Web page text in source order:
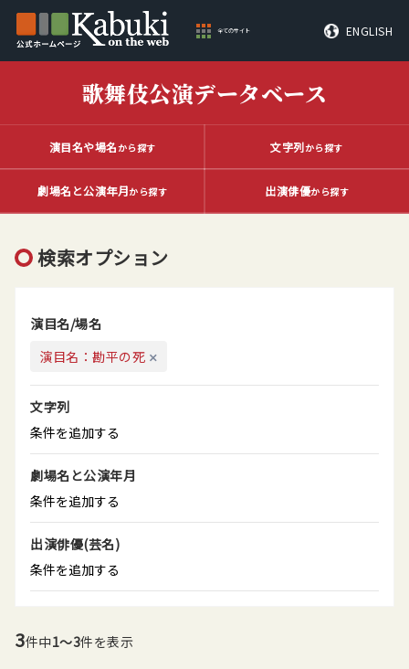
全てのサイト ENGLISH
歌舞伎公演データベース
演目名や場名から探す 文字列から探す
劇場名と公演年月から探す 出演俳優から探す
検索オプション
演目名/場名
演目名：勘平の死
文字列
条件を追加する
劇場名と公演年月
条件を追加する
出演俳優(芸名)
条件を追加する
3件中1～3件を表示